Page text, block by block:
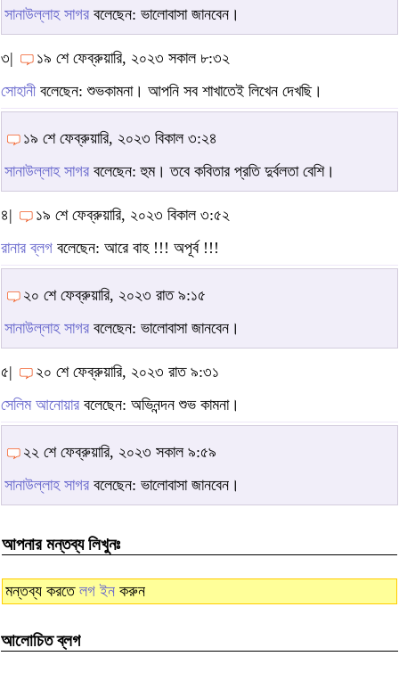
সানাউল্লাহ সাগর বলেছেন: ভালোবাসা জানবেন।
৩|
১৯ শে ফেব্রুয়ারি, ২০২৩ সকাল ৮:৩২
সোহানীবলেছেন: শুভকামনা। আপনি সব শাখাতেই লিখেন দেখছি।
১৯ শে ফেব্রুয়ারি, ২০২৩ বিকাল ৩:২৪
সানাউল্লাহ সাগর বলেছেন: হুম। তবে কবিতার প্রতি দুর্বলতা বেশি।
৪|
১৯ শে ফেব্রুয়ারি, ২০২৩ বিকাল ৩:৫২
রানার ব্লগ বলেছেন: আরে বাহ !!! অপূর্ব !!!
২০ শে ফেব্রুয়ারি, ২০২৩ রাত ৯:১৫
সানাউল্লাহ সাগর বলেছেন: ভালোবাসা জানবেন।
৫|
২০ শে ফেব্রুয়ারি, ২০২৩ রাত ৯:৩১
সেলিম আনোয়ার বলেছেন: অভিনন্দন শুভ কামনা।
২২ শে ফেব্রুয়ারি, ২০২৩ সকাল ৯:৫৯
সানাউল্লাহ সাগর বলেছেন: ভালোবাসা জানবেন।
আপনার মন্তব্য লিখুনঃ
মন্তব্য করতে লগ ইন করুন
আলোচিত ব্লগ